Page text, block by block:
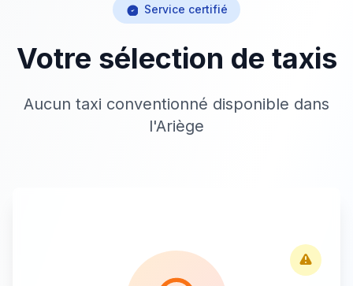
Service certifié
Votre sélection de taxis
Aucun taxi conventionné disponible dans
l'Ariège